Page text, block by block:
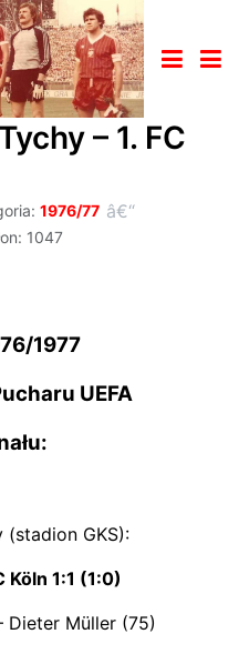
– 1. FC
1976/77
1047
1977
UEFA
(stadion GKS):
Köln 1:1 (1:0)
Dieter Müller (75)